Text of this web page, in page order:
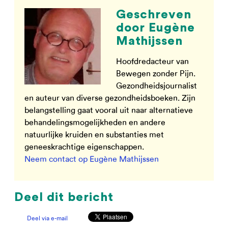
Geschreven
door Eugène
Mathijssen
Hoofdredacteur van
Bewegen zonder Pijn.
Gezondheidsjournalist
en auteur van diverse gezondheidsboeken. Zijn
belangstelling gaat vooral uit naar alternatieve
behandelingsmogelijkheden en andere
natuurlijke kruiden en substanties met
geneeskrachtige eigenschappen.
Neem contact op Eugène Mathijssen
Deel dit bericht
Deel via e-mail